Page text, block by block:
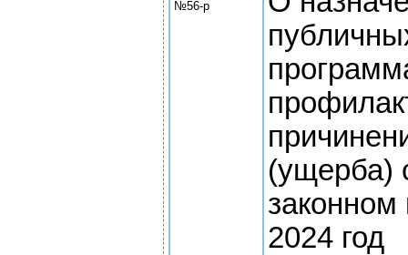
№56-р
(ущерба)
2024 год